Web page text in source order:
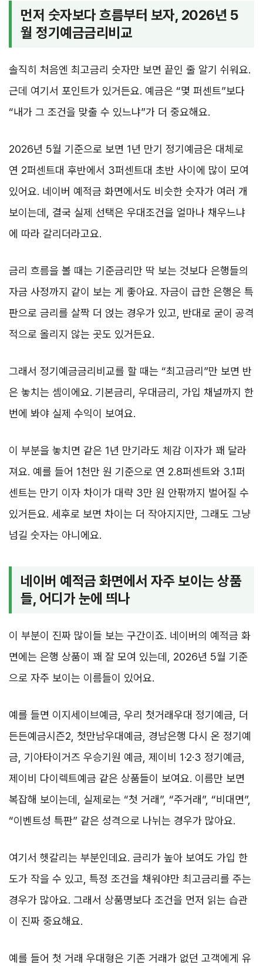
먼저 숫자보다 흐름부터 보자, 2026년 5
월 정기예금금리비교
솔직히 처음엔 최고금리 숫자만 보면 끝인 줄 알기 쉬워요.
근데 여기서 포인트가 있거든요. 예금은 “몇 퍼센트”보다
“내가 그 조건을 맞출 수 있느냐”가 더 중요해요.
2026년 5월 기준으로 보면 1년 만기 정기예금은 대체로
연 2퍼센트대 후반에서 3퍼센트대 초반 사이에 많이 모여
있어요. 네이버 예적금 화면에서도 비슷한 숫자가 여러 개
보이는데, 결국 실제 선택은 우대조건을 얼마나 채우느냐
에 따라 갈리더라고요.
금리 흐름을 볼 때는 기준금리만 딱 보는 것보다 은행들의
자금 사정까지 같이 보는 게 좋아요. 자금이 급한 은행은 특
판으로 금리를 살짝 더 얹는 경우가 있고, 반대로 굳이 공격
적으로 올리지 않는 곳도 있거든요.
그래서 정기예금금리비교를 할 때는 “최고금리”만 보면 반
은 놓치는 셈이에요. 기본금리, 우대금리, 가입 채널까지 한
번에 봐야 실제 수익이 보여요.
이 부분을 놓치면 같은 1년 만기라도 체감 이자가 꽤 달라
져요. 예를 들어 1천만 원 기준으로 연 2.8퍼센트와 3.1퍼
센트는 만기 이자 차이가 대략 3만 원 안팎까지 벌어질 수
있거든요. 세후로 보면 차이는 더 작아지지만, 그래도 그냥
넘길 숫자는 아니에요.
네이버 예적금 화면에서 자주 보이는 상품
들, 어디가 눈에 띄나
이 부분이 진짜 많이들 보는 구간이죠. 네이버의 예적금 화
면에는 은행 상품이 꽤 잘 모여 있는데, 2026년 5월 기준
으로 자주 보이는 이름들이 있어요.
예를 들면 이지세이브예금, 우리 첫거래우대 정기예금, 더
든든예금시즌2, 첫만남우대예금, 경남은행 다시 온 정기예
금, 기아타이거즈 우승기원 예금, 제이비 1·2·3 정기예금,
제이비 다이렉트예금 같은 상품들이 보여요. 이름만 보면
복잡해 보이는데, 실제로는 “첫 거래”, “주거래”, “비대면”,
“이벤트성 특판” 같은 성격으로 나뉘는 경우가 많아요.
여기서 헷갈리는 부분인데요. 금리가 높아 보여도 가입 한
도가 작을 수 있고, 특정 조건을 채워야만 최고금리를 주는
경우가 많아요. 그래서 상품명보다 조건을 먼저 읽는 습관
이 진짜 중요해요.
예를 들어 첫 거래 우대형은 기존 거래가 없던 고객에게 유